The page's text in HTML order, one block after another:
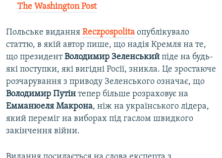
The Washington Post
Польське видання Reczpospolita опублікувало
статтю, в якій автор пише, що надія Кремля на те,
що президентВолодимир Зеленський піде на будь-
які поступки, які вигідні Росії, зникла. Це зростаюче
розчарування з приводу Зеленського означає, що
Володимир Путін тепер більше розраховує на
Емманюеля Макрона, ніж на українського лідера,
який переміг на виборах під гаслом швидкого
закінчення війни.